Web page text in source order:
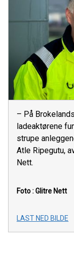
– På
ladeaktørene
strupe
Atle Ripegutu,
Nett.
Foto : Glitre Nett
LAST NED BILDE